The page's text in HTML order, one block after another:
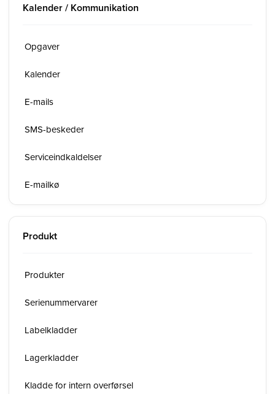
Kalender / Kommunikation
Opgaver
Kalender
E-mails
SMS-beskeder
Serviceindkaldelser
E-mailkø
Produkt
Produkter
Serienummervarer
Labelkladder
Lagerkladder
Kladde for intern overførsel